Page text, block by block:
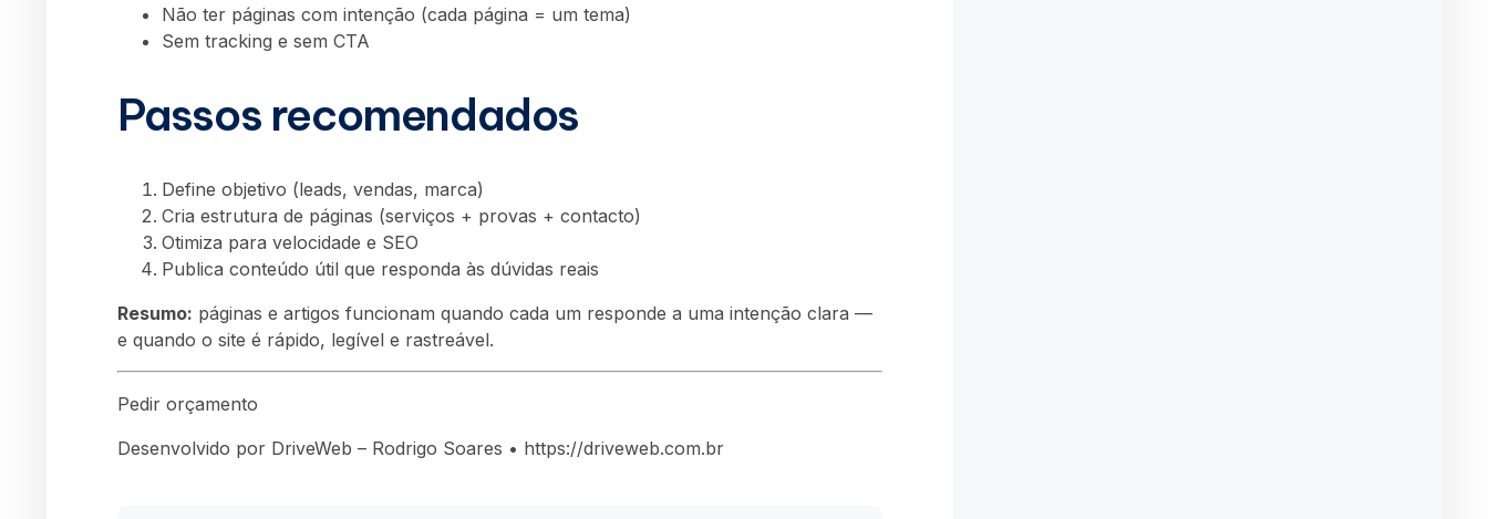
Não ter páginas com intenção (cada página = um tema)
Sem tracking e sem CTA
Passos recomendados
Define objetivo (leads, vendas, marca)
Cria estrutura de páginas (serviços + provas + contacto)
Otimiza para velocidade e SEO
Publica conteúdo útil que responda às dúvidas reais
Resumo: páginas e artigos funcionam quando cada um responde a uma intenção clara —
e quando o site é rápido, legível e rastreável.
Pedir orçamento
Desenvolvido por DriveWeb – Rodrigo Soares • https://driveweb.com.br